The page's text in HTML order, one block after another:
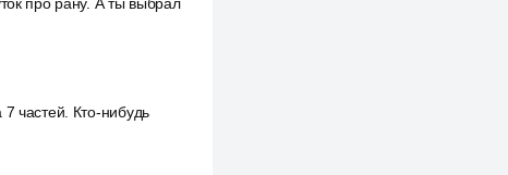
частей. Кто-нибудь